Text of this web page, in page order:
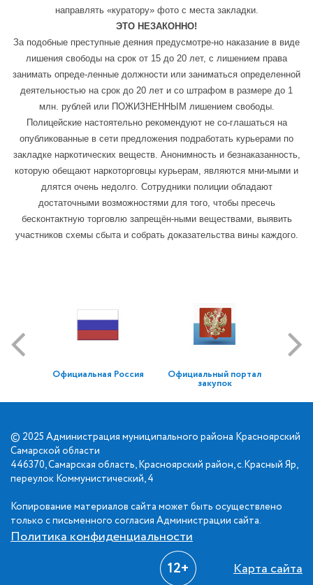
направлять «куратору» фото с места закладки.
ЭТО НЕЗАКОННО!
За подобные преступные деяния предусмотре-но наказание в виде
лишения свободы на срок от 15 до 20 лет, с лишением права
занимать опреде-ленные должности или заниматься определенной
деятельностью на срок до 20 лет и со штрафом в размере до 1
млн. рублей или ПОЖИЗНЕННЫМ лишением свободы.
Полицейские настоятельно рекомендуют не со-глашаться на
опубликованные в сети предложения подработать курьерами по
закладке наркотических веществ. Анонимность и безнаказанность,
которую обещают наркоторговцы курьерам, являются мни-мыми и
длятся очень недолго. Сотрудники полиции обладают
достаточными возможностями для того, чтобы пресечь
бесконтактную торговлю запрещён-ными веществами, выявить
участников схемы сбыта и собрать доказательства вины каждого.
Официальная Россия Официальный портал
закупок
© 2025 Администрация муниципального района Красноярский
Самарской области
446370, Самарская область, Красноярский район, с.Красный Яр,
переулок Коммунистический, 4
Копирование материалов сайта может быть осуществлено
только с письменного согласия Администрации сайта.
Политика конфиденциальности
12+ Карта сайта